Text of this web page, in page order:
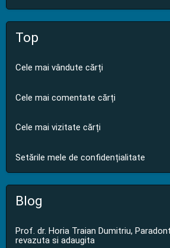
Top
Cele mai vândute cărți
Cele mai comentate cărți
Cele mai vizitate cărți
Setările mele de confidențialitate
Blog
Prof. dr. Horia Traian Dumitriu,
revazuta si adaugita